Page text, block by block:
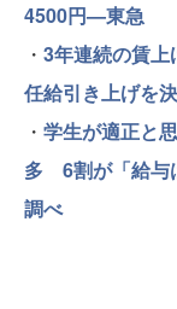
4500円—東急
・ 3年連続の賃
任給引き上げを
・ 学生が適正と
多 6割が「給与
調べ